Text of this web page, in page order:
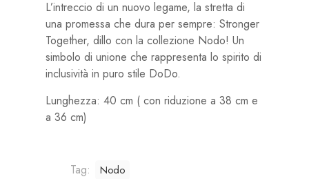
L’intreccio di un nuovo legame, la stretta di
una promessa che dura per sempre: Stronger
Together, dillo con la collezione Nodo! Un
simbolo di unione che rappresenta lo spirito di
inclusività in puro stile DoDo.
Lunghezza: 40 cm ( con riduzione a 38 cm e
a 36 cm)
Tag: Nodo